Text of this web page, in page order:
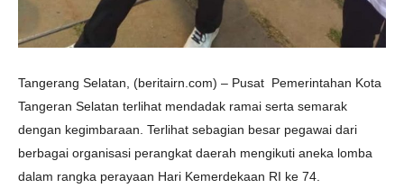
Tangerang Selatan, (beritairn.com) – Pusat Pemerintahan Kota
Tangeran Selatan terlihat mendadak ramai serta semarak
dengan kegimbaraan. Terlihat sebagian besar pegawai dari
berbagai organisasi perangkat daerah mengikuti aneka lomba
dalam rangka perayaan Hari Kemerdekaan RI ke 74.